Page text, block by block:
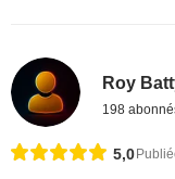
Roy
198
5,0